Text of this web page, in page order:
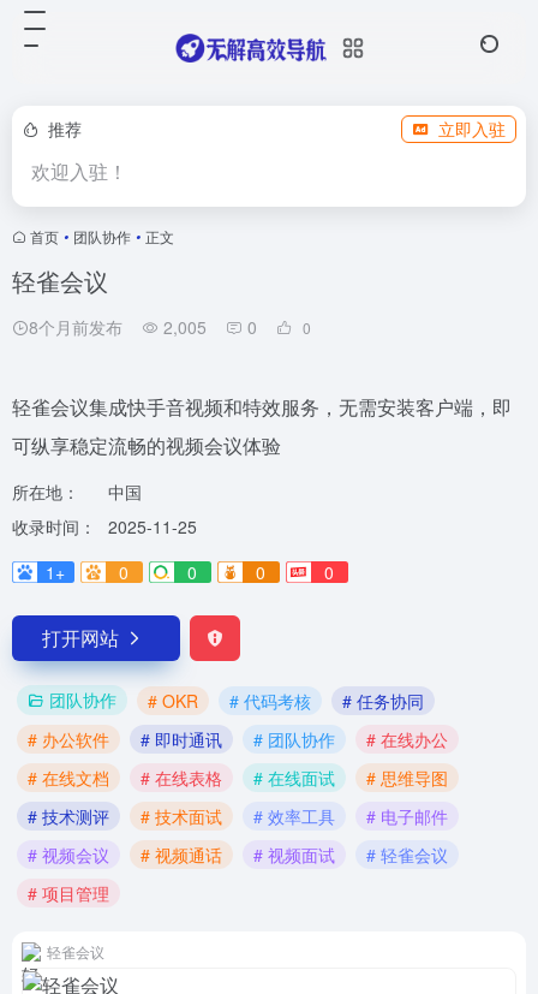
推荐 立即入驻
欢迎入驻！
首页 • 团队协作 • 正文
轻雀会议
8个月前发布 2,005 0 0
轻雀会议集成快手音视频和特效服务，无需安装客户端，即
可纵享稳定流畅的视频会议体验
所在地：
中国
收录时间：
2025-11-25
1+
0 0 0 0
打开网站
团队协作 # OKR # 代码考核
# 任务协同
# 办公软件
# 即时通讯 # 团队协作
# 在线办公
# 在线文档
# 在线表格 # 在线面试
# 思维导图
# 技术测评
# 技术面试 # 效率工具
# 电子邮件
# 视频会议
# 视频通话 # 视频面试
# 轻雀会议
# 项目管理
轻雀会议